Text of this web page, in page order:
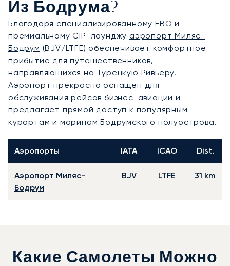
Из Бодрума?
Благодаря специализированному FBO и
премиальному CIP-лаунджу аэропорт Миляс-
Бодрум (BJV/LTFE) обеспечивает комфортное
прибытие для путешественников,
направляющихся на Турецкую Ривьеру.
Аэропорт прекрасно оснащён для
обслуживания рейсов бизнес-авиации и
предлагает прямой доступ к популярным
курортам и маринам Бодрумского полуострова.
Аэропорты IATA ICAO Dist.
Аэропорт Миляс-
Бодрум
BJV LTFE 31 km
Какие Самолеты Можно